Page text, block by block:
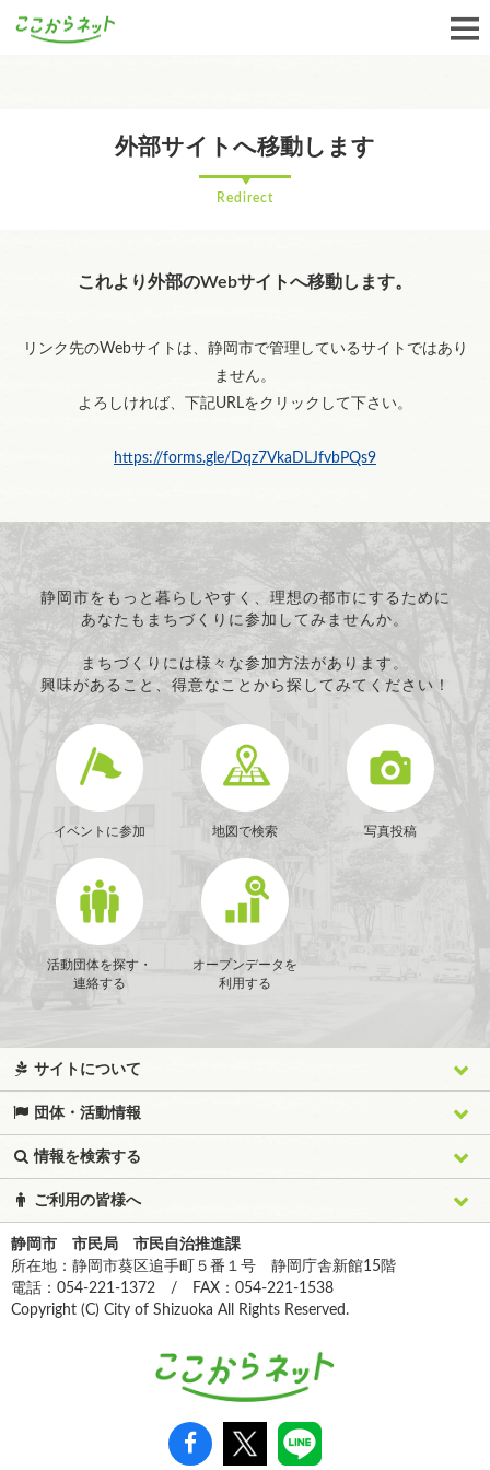
外部サイトへ移動します
Redirect
これより外部のWebサイトへ移動します。
リンク先のWebサイトは、静岡市で管理しているサイトではあり
ません。
よろしければ、下記URLをクリックして下さい。
https://forms.gle/Dqz7VkaDLJfvbPQs9
静岡市をもっと暮らしやすく、理想の都市にするために
あなたもまちづくりに参加してみませんか。
まちづくりには様々な参加方法があります。
興味があること、得意なことから探してみてください！
イベントに参加 地図で検索 写真投稿
活動団体を探す・
連絡する
オープンデータを
利用する
サイトについて
団体・活動情報
情報を検索する
ご利用の皆様へ
静岡市 市民局 市民自治推進課
所在地：静岡市葵区追手町５番１号 静岡庁舎新館15階
電話：054-221-1372 / FAX：054-221-1538
Copyright (C) City of Shizuoka All Rights Reserved.